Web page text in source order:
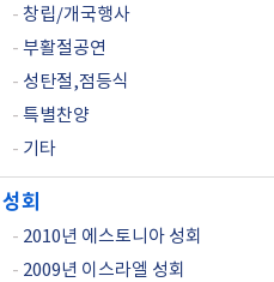
- 창립/개국행사
- 부활절공연
- 성탄절,점등식
- 특별찬양
- 기타
성회
- 2010년 에스토니아 성회
- 2009년 이스라엘 성회